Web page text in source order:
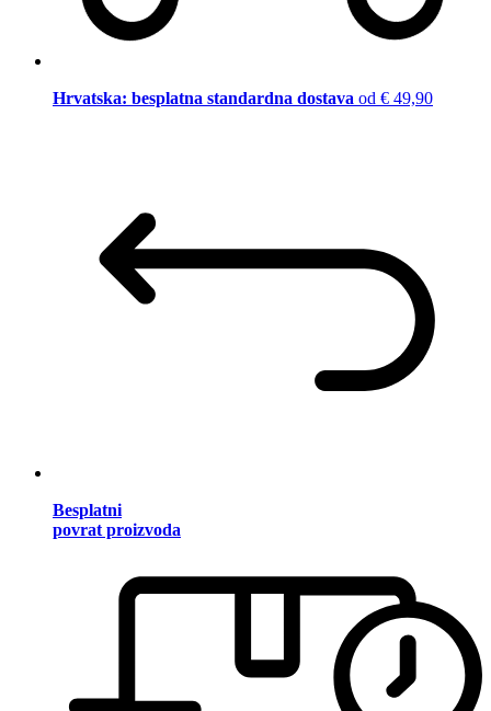
Hrvatska: besplatna standardna dostava od € 49,90
Besplatni
povrat proizvoda